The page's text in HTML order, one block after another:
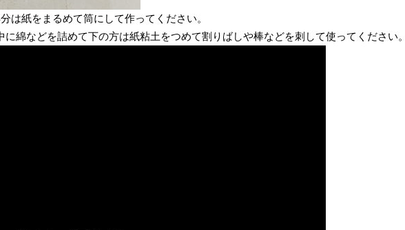
は紙をまるめて筒にして作ってください。
に綿などを詰めて下の方は紙粘土をつめて割りばしや棒などを刺して使ってください